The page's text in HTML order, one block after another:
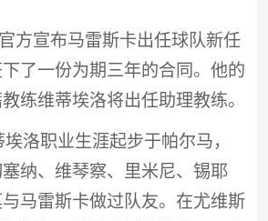
方宣布马雷斯卡出任球队新任
了一份为期三年的合同。他的
练维蒂埃洛将出任助理教练。
洛职业生涯起步于帕尔马，
纳、维琴察、里米尼、锡耶
马雷斯卡做过队友。在尤维斯